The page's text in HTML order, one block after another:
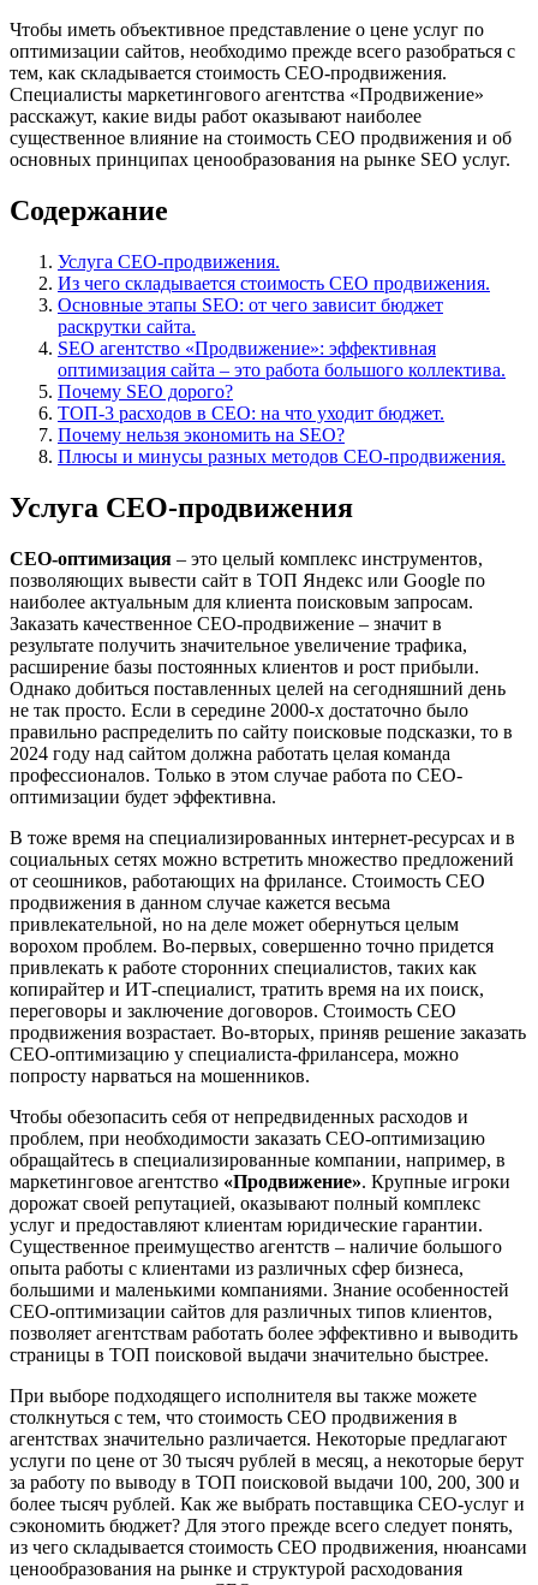
Чтобы иметь объективное представление о цене услуг по
оптимизации сайтов, необходимо прежде всего разобраться с
тем, как складывается стоимость СЕО-продвижения.
Специалисты маркетингового агентства «Продвижение»
расскажут, какие виды работ оказывают наиболее
существенное влияние на стоимость СЕО продвижения и об
основных принципах ценообразования на рынке SEO услуг.
Содержание
Услуга СЕО-продвижения.
Из чего складывается стоимость СЕО продвижения.
Основные этапы SEO: от чего зависит бюджет
раскрутки сайта.
SEO агентство «Продвижение»: эффективная
оптимизация сайта ‒ это работа большого коллектива.
Почему SEO дорого?
ТОП-3 расходов в СЕО: на что уходит бюджет.
Почему нельзя экономить на SEO?
Плюсы и минусы разных методов СЕО-продвижения.
Услуга СЕО-продвижения
СЕО-оптимизация ‒ это целый комплекс инструментов,
позволяющих вывести сайт в ТОП Яндекс или Google по
наиболее актуальным для клиента поисковым запросам.
Заказать качественное СЕО-продвижение ‒ значит в
результате получить значительное увеличение трафика,
расширение базы постоянных клиентов и рост прибыли.
Однако добиться поставленных целей на сегодняшний день
не так просто. Если в середине 2000-х достаточно было
правильно распределить по сайту поисковые подсказки, то в
2024 году над сайтом должна работать целая команда
профессионалов. Только в этом случае работа по СЕО-
оптимизации будет эффективна.
В тоже время на специализированных интернет-ресурсах и в
социальных сетях можно встретить множество предложений
от сеошников, работающих на фрилансе. Стоимость СЕО
продвижения в данном случае кажется весьма
привлекательной, но на деле может обернуться целым
ворохом проблем. Во-первых, совершенно точно придется
привлекать к работе сторонних специалистов, таких как
копирайтер и ИТ-специалист, тратить время на их поиск,
переговоры и заключение договоров. Стоимость СЕО
продвижения возрастает. Во-вторых, приняв решение заказать
СЕО-оптимизацию у специалиста-фрилансера, можно
попросту нарваться на мошенников.
Чтобы обезопасить себя от непредвиденных расходов и
проблем, при необходимости заказать СЕО-оптимизацию
обращайтесь в специализированные компании, например, в
маркетинговое агентство «Продвижение». Крупные игроки
дорожат своей репутацией, оказывают полный комплекс
услуг и предоставляют клиентам юридические гарантии.
Существенное преимущество агентств ‒ наличие большого
опыта работы с клиентами из различных сфер бизнеса,
большими и маленькими компаниями. Знание особенностей
СЕО-оптимизации сайтов для различных типов клиентов,
позволяет агентствам работать более эффективно и выводить
страницы в ТОП поисковой выдачи значительно быстрее.
При выборе подходящего исполнителя вы также можете
столкнуться с тем, что стоимость СЕО продвижения в
агентствах значительно различается. Некоторые предлагают
услуги по цене от 30 тысяч рублей в месяц, а некоторые берут
за работу по выводу в ТОП поисковой выдачи 100, 200, 300 и
более тысяч рублей. Как же выбрать поставщика СЕО-услуг и
сэкономить бюджет? Для этого прежде всего следует понять,
из чего складывается стоимость СЕО продвижения, нюансами
ценообразования на рынке и структурой расходования